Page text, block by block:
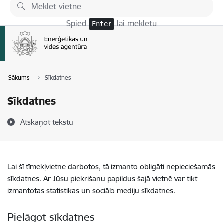
Pāriet uz lapas saturu
Spied Enter lai meklētu
Sākums Sīkdatnes
Sīkdatnes
Atskaņot tekstu
Lai šī tīmekļvietne darbotos, tā izmanto obligāti nepieciešamās
sīkdatnes. Ar Jūsu piekrišanu papildus šajā vietnē var tikt
izmantotas statistikas un sociālo mediju sīkdatnes.
Pielāgot sīkdatnes